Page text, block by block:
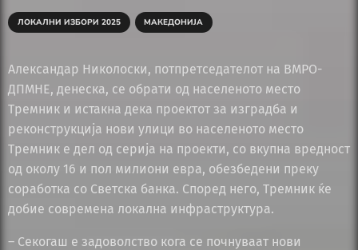
ЛОКАЛНИ ИЗБОРИ 2025 МАКЕДОНИЈА
Александар Николоски, потпретседателот на ВМРО-
ДПМНЕ, денеска, се обрати од населеното место
Тремник и истакна дека проектот за изградба и
реконструкција нови улици во населеното место
Тремник е дел од серија на проекти, со вкупна вредност
од околу 16 и пол милиони евра, обезбедени преку
соработка со Светска банка. Според него, Тремник ќе
добие современа локална инфраструктура.
– Секогаш е задоволство кога се почнуваат нови